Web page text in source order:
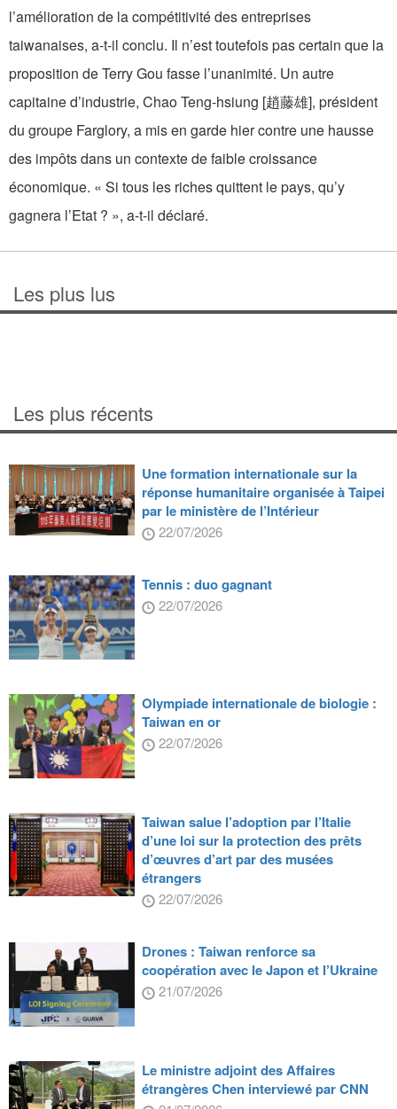
l’amélioration de la compétitivité des entreprises
taiwanaises, a-t-il conclu. Il n’est toutefois pas certain que la
proposition de Terry Gou fasse l’unanimité. Un autre
capitaine d’industrie, Chao Teng-hsiung [趙藤雄], président
du groupe Farglory, a mis en garde hier contre une hausse
des impôts dans un contexte de faible croissance
économique. « Si tous les riches quittent le pays, qu’y
gagnera l’Etat ? », a-t-il déclaré.
Les plus lus
Les plus récents
Une formation internationale sur la
réponse humanitaire organisée à Taipei
par le ministère de l’Intérieur
22/07/2026
Tennis : duo gagnant
22/07/2026
Olympiade internationale de biologie :
Taiwan en or
22/07/2026
Taiwan salue l’adoption par l’Italie
d’une loi sur la protection des prêts
d’œuvres d’art par des musées
étrangers
22/07/2026
Drones : Taiwan renforce sa
coopération avec le Japon et l’Ukraine
21/07/2026
Le ministre adjoint des Affaires
étrangères Chen interviewé par CNN